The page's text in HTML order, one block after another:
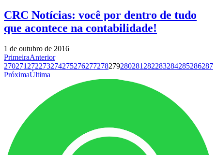
CRC Notícias: você por dentro de tudo
que acontece na contabilidade!
1 de outubro de 2016
PrimeiraAnterior
270271 272273274275276277278279280281 282283284285286287
PróximaÚltima